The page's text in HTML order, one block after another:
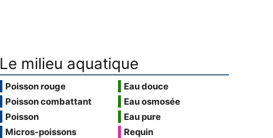
Le milieu aquatique
Poisson rouge
Poisson combattant
Poisson
Micros-poissons
Eau douce
Eau osmosée
Eau pure
Requin